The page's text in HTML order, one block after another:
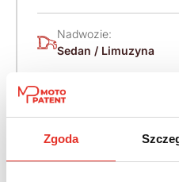
Zgoda
(2026)
Nadwozie:
Sedan / Limuzyna
Napęd:
Na przód
Benzyna